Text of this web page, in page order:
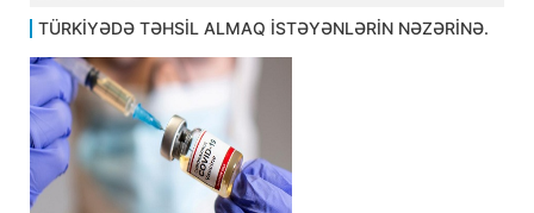
TÜRKİYƏDƏ TƏHSİL ALMAQ İSTƏYƏNLƏRİN NƏZƏRİNƏ.